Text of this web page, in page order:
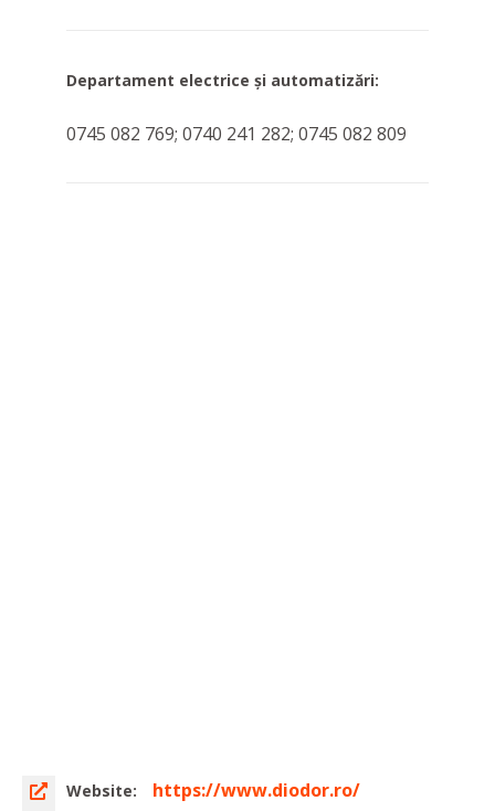
Departament electrice și automatizări:
0745 082 769; 0740 241 282; 0745 082 809
Website: https://www.diodor.ro/